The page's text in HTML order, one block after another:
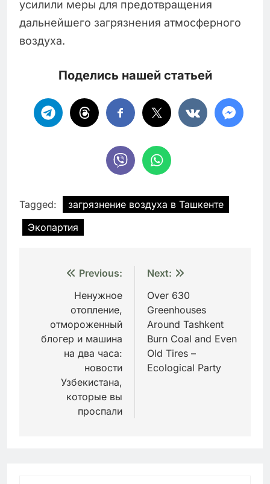
усилили меры для предотвращения
дальнейшего загрязнения атмосферного
воздуха.
Поделись нашей статьей
Tagged:
загрязнение воздуха в Ташкенте
Экопартия
Навигация
записям
Previous:
Ненужное
отопление,
отмороженный
блогер и машина
на два часа:
новости
Узбекистана,
которые вы
проспали
Next:
Over 630
Greenhouses
Around Tashkent
Burn Coal and Even
Old Tires –
Ecological Party